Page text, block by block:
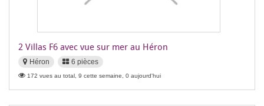
2 Villas F6 avec vue sur mer au Héron
Héron 6 pièces
172 vues au total, 9 cette semaine, 0 aujourd'hui